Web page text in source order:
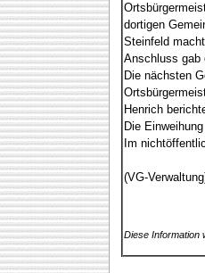
dortigen
Steinfeld
Anschluss gab
Die nächsten
Henrich
Die
Im
(VG-
Diese Information